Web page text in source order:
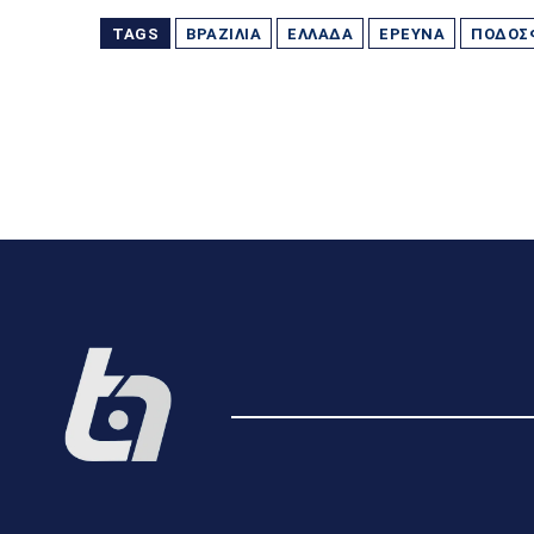
TAGS ΒΡΑΖΙΛΊΑ ΕΛΛΆΔΑ ΈΡΕΥΝΑ